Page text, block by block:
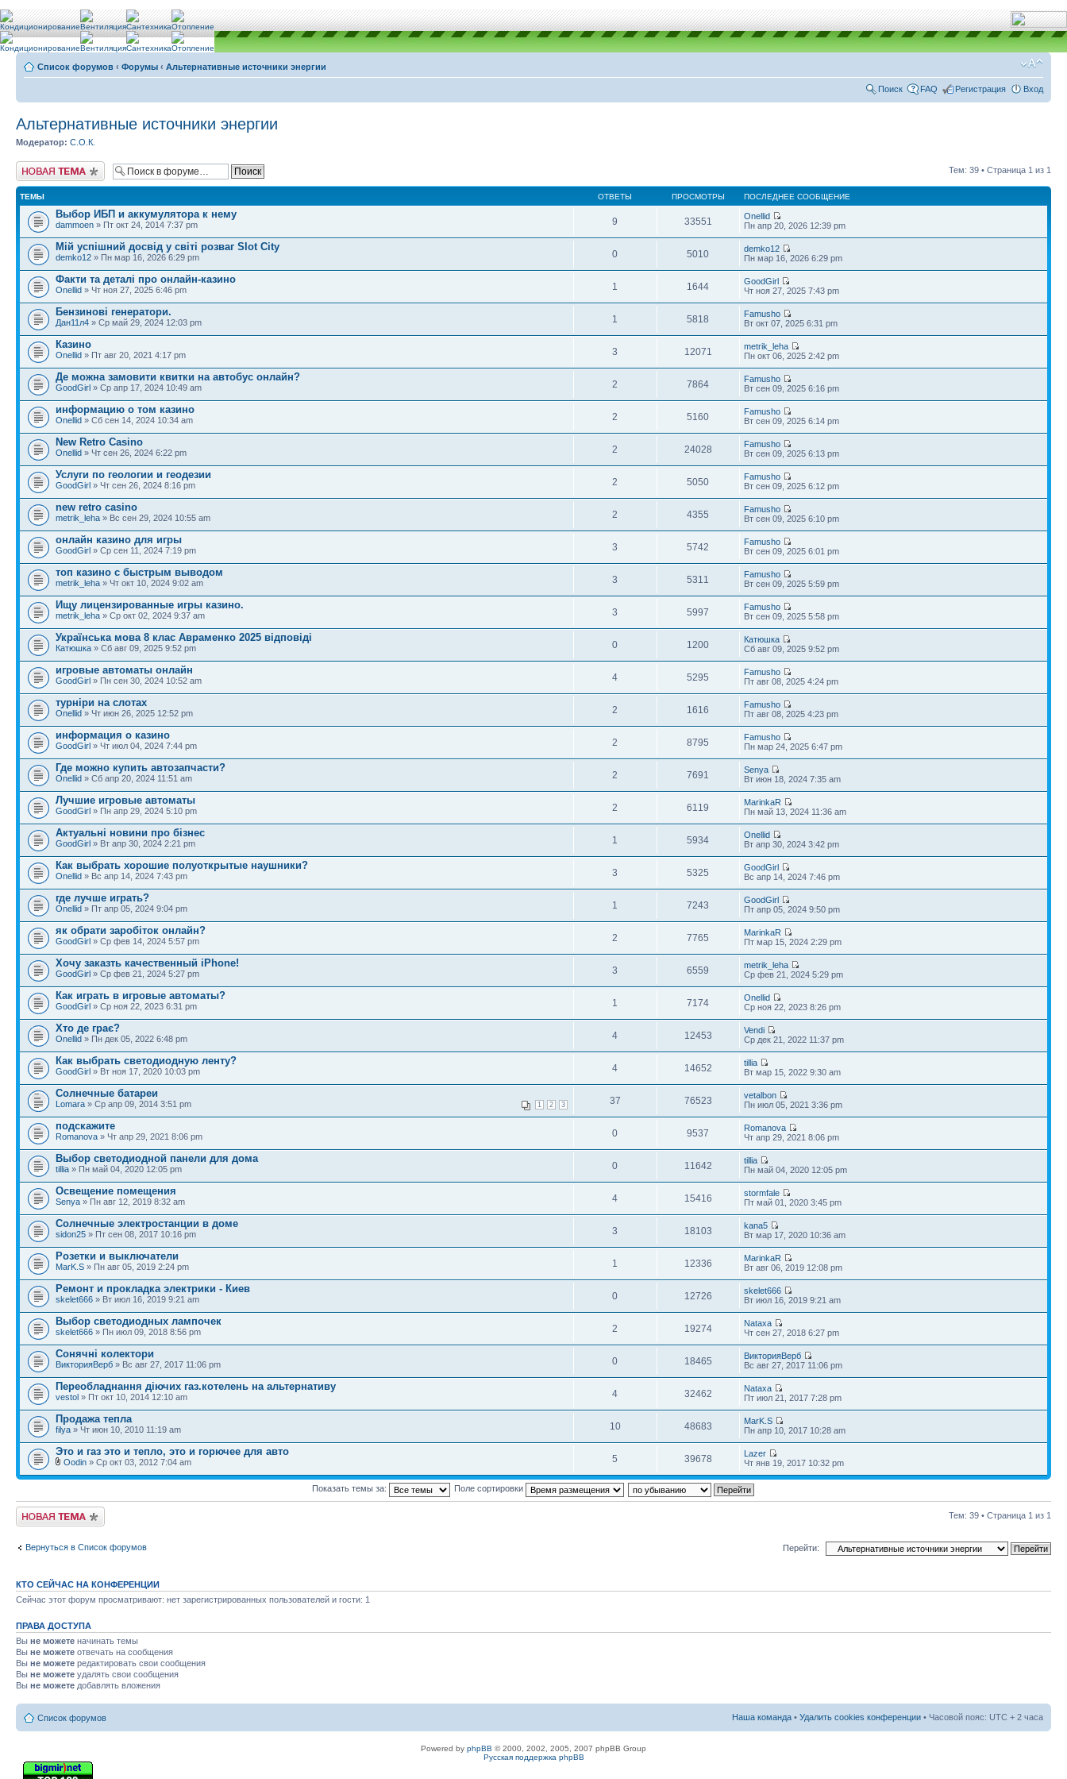
Список форумов ‹ Форумы ‹ Альтернативные источники энергии
Поиск FAQ Регистрация Вход
Альтернативные источники энергии
Модератор: С.О.К.
Новая тема Тем: 39 • Страница 1 из 1
ТЕМЫ ОТВЕТЫ ПРОСМОТРЫ ПОСЛЕДНЕЕ СООБЩЕНИЕ
Выбор ИБП и аккумулятора к нему
dammoen » Пт окт 24, 2014 7:37 pm 9 33551
Onellid
Пн апр 20, 2026 12:39 pm
Мій успішний досвід у світі розваг Slot City
demko12 » Пн мар 16, 2026 6:29 pm 0 5010
demko12
Пн мар 16, 2026 6:29 pm
Факти та деталі про онлайн-казино
Onellid » Чт ноя 27, 2025 6:46 pm 1 1644
GoodGirl
Чт ноя 27, 2025 7:43 pm
Бензинові генератори.
Дан11л4 » Ср май 29, 2024 12:03 pm 1 5818
Famusho
Вт окт 07, 2025 6:31 pm
Казино
Onellid » Пт авг 20, 2021 4:17 pm 3 12071
metrik_leha
Пн окт 06, 2025 2:42 pm
Де можна замовити квитки на автобус онлайн?
GoodGirl » Ср апр 17, 2024 10:49 am 2 7864
Famusho
Вт сен 09, 2025 6:16 pm
информацию о том казино
Onellid » Сб сен 14, 2024 10:34 am 2 5160
Famusho
Вт сен 09, 2025 6:14 pm
New Retro Casino
Onellid » Чт сен 26, 2024 6:22 pm 2 24028
Famusho
Вт сен 09, 2025 6:13 pm
Услуги по геологии и геодезии
GoodGirl » Чт сен 26, 2024 8:16 pm 2 5050
Famusho
Вт сен 09, 2025 6:12 pm
new retro casino
metrik_leha » Вс сен 29, 2024 10:55 am 2 4355
Famusho
Вт сен 09, 2025 6:10 pm
онлайн казино для игры
GoodGirl » Ср сен 11, 2024 7:19 pm 3 5742
Famusho
Вт сен 09, 2025 6:01 pm
топ казино с быстрым выводом
metrik_leha » Чт окт 10, 2024 9:02 am 3 5311
Famusho
Вт сен 09, 2025 5:59 pm
Ищу лицензированные игры казино.
metrik_leha » Ср окт 02, 2024 9:37 am 3 5997
Famusho
Вт сен 09, 2025 5:58 pm
Українська мова 8 клас Авраменко 2025 відповіді
Катюшка » Сб авг 09, 2025 9:52 pm 0 1200
Катюшка
Сб авг 09, 2025 9:52 pm
игровые автоматы онлайн
GoodGirl » Пн сен 30, 2024 10:52 am 4 5295
Famusho
Пт авг 08, 2025 4:24 pm
турніри на слотах
Onellid » Чт июн 26, 2025 12:52 pm 2 1616
Famusho
Пт авг 08, 2025 4:23 pm
информация о казино
GoodGirl » Чт июл 04, 2024 7:44 pm 2 8795
Famusho
Пн мар 24, 2025 6:47 pm
Где можно купить автозапчасти?
Onellid » Сб апр 20, 2024 11:51 am 2 7691
Senya
Вт июн 18, 2024 7:35 am
Лучшие игровые автоматы
GoodGirl » Пн апр 29, 2024 5:10 pm 2 6119
MarinkaR
Пн май 13, 2024 11:36 am
Актуальні новини про бізнес
GoodGirl » Вт апр 30, 2024 2:21 pm 1 5934
Onellid
Вт апр 30, 2024 3:42 pm
Как выбрать хорошие полуоткрытые наушники?
Onellid » Вс апр 14, 2024 7:43 pm 3 5325
GoodGirl
Вс апр 14, 2024 7:46 pm
где лучше играть?
Onellid » Пт апр 05, 2024 9:04 pm 1 7243
GoodGirl
Пт апр 05, 2024 9:50 pm
як обрати заробіток онлайн?
GoodGirl » Ср фев 14, 2024 5:57 pm 2 7765
MarinkaR
Пт мар 15, 2024 2:29 pm
Хочу заказть качественный iPhone!
GoodGirl » Ср фев 21, 2024 5:27 pm 3 6559
metrik_leha
Ср фев 21, 2024 5:29 pm
Как играть в игровые автоматы?
GoodGirl » Ср ноя 22, 2023 6:31 pm 1 7174
Onellid
Ср ноя 22, 2023 8:26 pm
Хто де грає?
Onellid » Пн дек 05, 2022 6:48 pm 4 12453
Vendi
Ср дек 21, 2022 11:37 pm
Как выбрать светодиодную ленту?
GoodGirl » Вт ноя 17, 2020 10:03 pm 4 14652
tillia
Вт мар 15, 2022 9:30 am
Солнечные батареи
1 2 3
Lomara » Ср апр 09, 2014 3:51 pm 37 76523
vetalbon
Пн июл 05, 2021 3:36 pm
подскажите
Romanova » Чт апр 29, 2021 8:06 pm 0 9537
Romanova
Чт апр 29, 2021 8:06 pm
Выбор светодиодной панели для дома
tillia » Пн май 04, 2020 12:05 pm 0 11642
tillia
Пн май 04, 2020 12:05 pm
Освещение помещения
Senya » Пн авг 12, 2019 8:32 am 4 15416
stormfale
Пт май 01, 2020 3:45 pm
Солнечные электростанции в доме
sidon25 » Пт сен 08, 2017 10:16 pm 3 18103
kana5
Вт мар 17, 2020 10:36 am
Розетки и выключатели
MarK.S » Пн авг 05, 2019 2:24 pm 1 12336
MarinkaR
Вт авг 06, 2019 12:08 pm
Ремонт и прокладка электрики - Киев
skelet666 » Вт июл 16, 2019 9:21 am 0 12726
skelet666
Вт июл 16, 2019 9:21 am
Выбор светодиодных лампочек
skelet666 » Пн июл 09, 2018 8:56 pm 2 19274
Nataxa
Чт сен 27, 2018 6:27 pm
Сонячні колектори
ВикторияВерб » Вс авг 27, 2017 11:06 pm 0 18465
ВикторияВерб
Вс авг 27, 2017 11:06 pm
Переобладнання діючих газ.котелень на альтернативу
vestol » Пт окт 10, 2014 12:10 am 4 32462
Nataxa
Пт июл 21, 2017 7:28 pm
Продажа тепла
filya » Чт июн 10, 2010 11:19 am 10 48683
MarK.S
Пн апр 10, 2017 10:28 am
Это и газ это и тепло, это и горючее для авто
Oodin » Ср окт 03, 2012 7:04 am 5 39678
Lazer
Чт янв 19, 2017 10:32 pm
Показать темы за: Поле сортировки
Новая тема Тем: 39 • Страница 1 из 1
Вернуться в Список форумов Перейти:
КТО СЕЙЧАС НА КОНФЕРЕНЦИИ
Сейчас этот форум просматривают: нет зарегистрированных пользователей и гости: 1
ПРАВА ДОСТУПА
Вы не можете начинать темы
Вы не можете отвечать на сообщения
Вы не можете редактировать свои сообщения
Вы не можете удалять свои сообщения
Вы не можете добавлять вложения
Список форумов Наша команда • Удалить cookies конференции • Часовой пояс: UTC + 2 часа
Powered by phpBB © 2000, 2002, 2005, 2007 phpBB Group
Русская поддержка phpBB